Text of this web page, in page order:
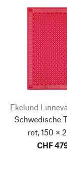
Schwedische
rot, 150 ×
CHF